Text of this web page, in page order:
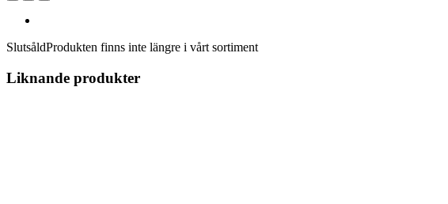
SlutsåldProdukten finns inte längre i vårt sortiment
Liknande produkter